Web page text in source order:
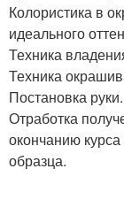
Колористика в
идеального
Техника
Техника
Постановка руки.
Отработка
окончанию
образца.